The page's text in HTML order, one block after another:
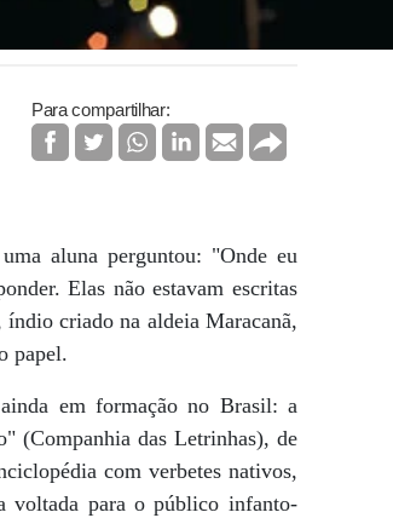
Para compartilhar:
aluna perguntou: "Onde eu
Elas não estavam escritas
criado na aldeia Maracanã,
papel.
em formação no Brasil: a
(Companhia das Letrinhas), de
com verbetes nativos,
voltada para o público infanto-